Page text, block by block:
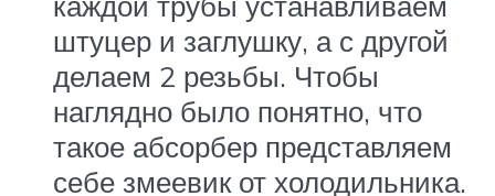
штуцер и заглушку, а с другой
делаем 2 резьбы. Чтобы
наглядно было понятно, что
такое абсорбер представляем
себе змеевик от холодильника.